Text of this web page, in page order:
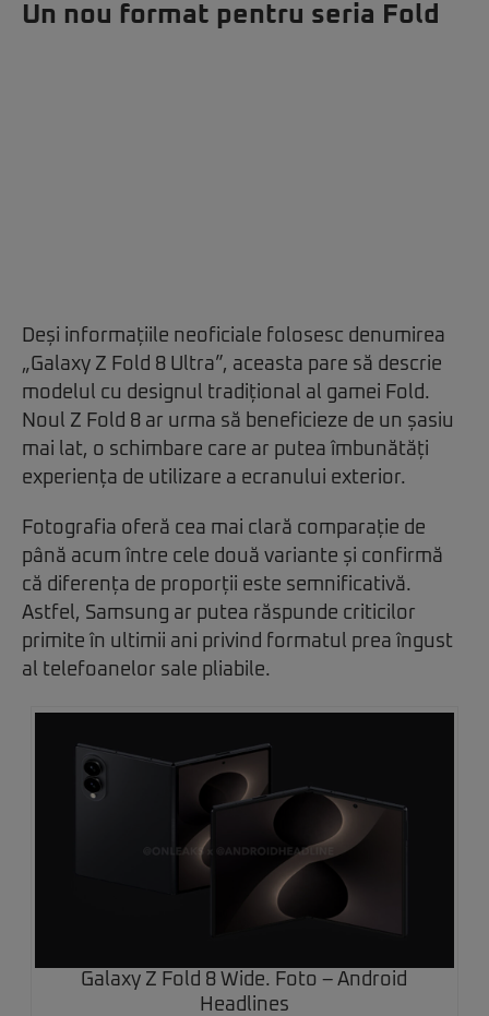
Un nou format pentru seria Fold
Deși informațiile neoficiale folosesc denumirea
„Galaxy Z Fold 8 Ultra”, aceasta pare să descrie
modelul cu designul tradițional al gamei Fold.
Noul Z Fold 8 ar urma să beneficieze de un șasiu
mai lat, o schimbare care ar putea îmbunătăți
experiența de utilizare a ecranului exterior.
Fotografia oferă cea mai clară comparație de
până acum între cele două variante și confirmă
că diferența de proporții este semnificativă.
Astfel, Samsung ar putea răspunde criticilor
primite în ultimii ani privind formatul prea îngust
al telefoanelor sale pliabile.
Galaxy Z Fold 8 Wide. Foto – Android
Headlines